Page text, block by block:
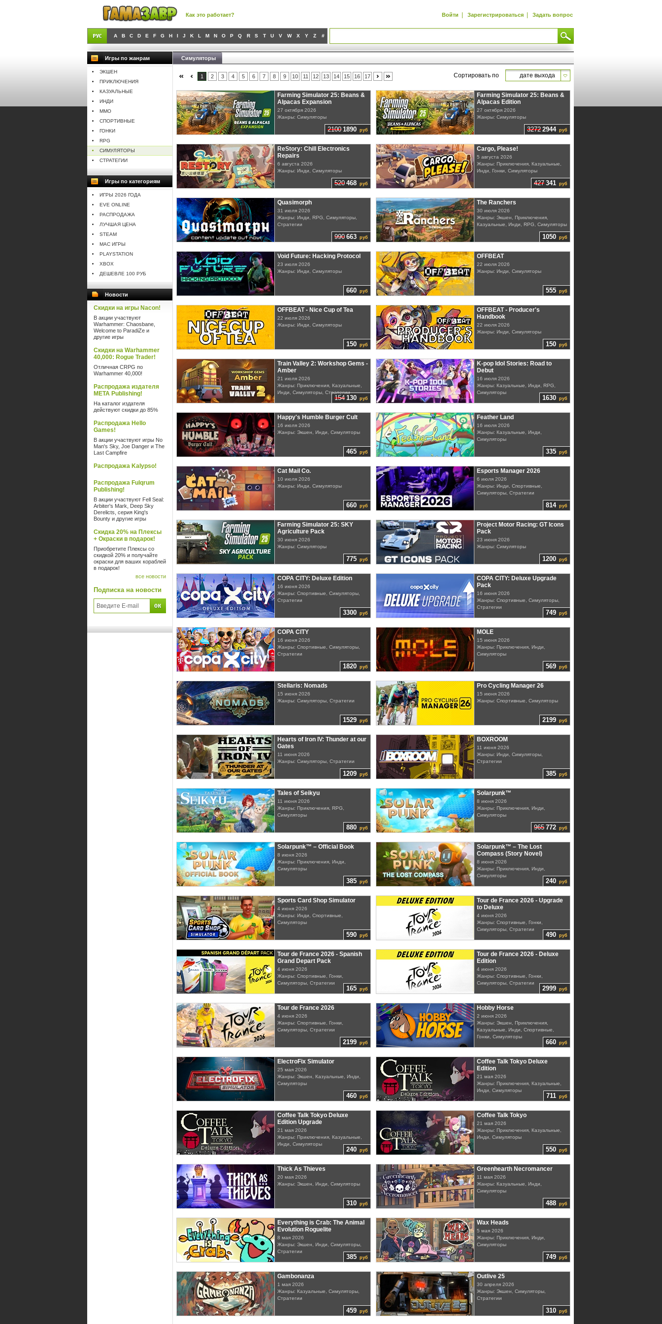
Как это работает? Войти | Зарегистрироваться | Задать вопрос
A B C D E F G H I J K L M N O P Q R S T U V W X Y Z #
Игры по жанрам
ЭКШЕН
ПРИКЛЮЧЕНИЯ
КАЗУАЛЬНЫЕ
ИНДИ
MMO
СПОРТИВНЫЕ
ГОНКИ
RPG
СИМУЛЯТОРЫ
СТРАТЕГИИ
Игры по категориям
ИГРЫ 2026 ГОДА
EVE ONLINE
РАСПРОДАЖА
ЛУЧШАЯ ЦЕНА
STEAM
MAC ИГРЫ
PLAYSTATION
XBOX
ДЕШЕВЛЕ 100 РУБ
Новости
Скидки на игры Nacon!
В акции участвуют
Warhammer: Chaosbane,
Welcome to ParadiZe и
другие игры
Скидки на Warhammer
40,000: Rogue Trader!
Отличная CRPG по
Warhammer 40,000!
Распродажа издателя
META Publishing!
На каталог издателя
действуют скидки до 85%
Распродажа Hello
Games!
В акции участвуют игры No
Man's Sky, Joe Danger и The
Last Campfire
Распродажа Kalypso!
Распродажа Fulqrum
Publishing!
В акции участвуют Fell Seal:
Arbiter's Mark, Deep Sky
Derelicts, серия King's
Bounty и другие игры
Скидка 20% на Плексы
+ Окраски в подарок!
Приобретите Плексы со
скидкой 20% и получайте
окраски для ваших кораблей
в подарок!
все новости
Подписка на новости
Симуляторы
1 2 3 4 5 6 7 8 9 10 11 12 13 14 15 16 17 Сортировать по дате выхода
2100 1890 руб
Farming Simulator 25: Beans &
Alpacas Expansion
27 октября 2026
Жанры: Симуляторы
3272 2944руб
Farming Simulator 25: Beans &
Alpacas Edition
27 октября 2026
Жанры: Симуляторы
520 468 руб
ReStory: Chill Electronics
Repairs
6 августа 2026
Жанры: Инди, Симуляторы
427 341 руб
Cargo, Please!
5 августа 2026
Жанры: Приключения, Казуальные,
Инди, Гонки, Симуляторы
990 663 руб
Quasimorph
31 июля 2026
Жанры: Инди, RPG, Симуляторы,
Стратегии
1050 руб
The Ranchers
30 июля 2026
Жанры: Экшен, Приключения,
Казуальные, Инди, RPG, Симуляторы
660 руб
Void Future: Hacking Protocol
23 июля 2026
Жанры: Инди, Симуляторы
555 руб
OFFBEAT
22 июля 2026
Жанры: Инди, Симуляторы
150 руб
OFFBEAT - Nice Cup of Tea
22 июля 2026
Жанры: Инди, Симуляторы
150 руб
OFFBEAT - Producer's
Handbook
22 июля 2026
Жанры: Инди, Симуляторы
154 130 руб
Train Valley 2: Workshop Gems -
Amber
21 июля 2026
Жанры: Приключения, Казуальные,
Инди, Симуляторы, Стратегии
1630 руб
K-pop Idol Stories: Road to
Debut
16 июля 2026
Жанры: Казуальные, Инди, RPG,
Симуляторы
465 руб
Happy's Humble Burger Cult
16 июля 2026
Жанры: Экшен, Инди, Симуляторы
335 руб
Feather Land
16 июля 2026
Жанры: Казуальные, Инди,
Симуляторы
660 руб
Cat Mail Co.
10 июля 2026
Жанры: Инди, Симуляторы
814руб
Esports Manager 2026
6 июля 2026
Жанры: Инди, Спортивные,
Симуляторы, Стратегии
775 руб
Farming Simulator 25: SKY
Agriculture Pack
30 июня 2026
Жанры: Симуляторы
1200 руб
Project Motor Racing: GT Icons
Pack
23 июня 2026
Жанры: Симуляторы
3300 руб
COPA CITY: Deluxe Edition
16 июня 2026
Жанры: Спортивные, Симуляторы,
Стратегии
749 руб
COPA CITY: Deluxe Upgrade
Pack
16 июня 2026
Жанры: Спортивные, Симуляторы,
Стратегии
1820 руб
COPA CITY
16 июня 2026
Жанры: Спортивные, Симуляторы,
Стратегии
569 руб
MOLE
15 июня 2026
Жанры: Приключения, Инди,
Симуляторы
1529 руб
Stellaris: Nomads
15 июня 2026
Жанры: Симуляторы, Стратегии
2199 руб
Pro Cycling Manager 26
15 июня 2026
Жанры: Спортивные, Симуляторы
1209 руб
Hearts of Iron IV: Thunder at our
Gates
11 июня 2026
Жанры: Симуляторы, Стратегии
385 руб
BOXROOM
11 июня 2026
Жанры: Инди, Симуляторы,
Стратегии
880 руб
Tales of Seikyu
11 июня 2026
Жанры: Приключения, RPG,
Симуляторы
965 772 руб
Solarpunk™
8 июня 2026
Жанры: Приключения, Инди,
Симуляторы
385 руб
Solarpunk™ – Official Book
8 июня 2026
Жанры: Приключения, Инди,
Симуляторы
240 руб
Solarpunk™ – The Lost
Compass (Story Novel)
8 июня 2026
Жанры: Приключения, Инди,
Симуляторы
590 руб
Sports Card Shop Simulator
4 июня 2026
Жанры: Инди, Спортивные,
Симуляторы
490 руб
Tour de France 2026 - Upgrade
to Deluxe
4 июня 2026
Жанры: Спортивные, Гонки,
Симуляторы, Стратегии
165 руб
Tour de France 2026 - Spanish
Grand Depart Pack
4 июня 2026
Жанры: Спортивные, Гонки,
Симуляторы, Стратегии
2999 руб
Tour de France 2026 - Deluxe
Edition
4 июня 2026
Жанры: Спортивные, Гонки,
Симуляторы, Стратегии
2199 руб
Tour de France 2026
4 июня 2026
Жанры: Спортивные, Гонки,
Симуляторы, Стратегии
660 руб
Hobby Horse
2 июня 2026
Жанры: Экшен, Приключения,
Казуальные, Инди, Спортивные,
Гонки, Симуляторы
460 руб
ElectroFix Simulator
25 мая 2026
Жанры: Экшен, Казуальные, Инди,
Симуляторы
711 руб
Coffee Talk Tokyo Deluxe
Edition
21 мая 2026
Жанры: Приключения, Казуальные,
Инди, Симуляторы
240 руб
Coffee Talk Tokyo Deluxe
Edition Upgrade
21 мая 2026
Жанры: Приключения, Казуальные,
Инди, Симуляторы
550 руб
Coffee Talk Tokyo
21 мая 2026
Жанры: Приключения, Казуальные,
Инди, Симуляторы
310 руб
Thick As Thieves
20 мая 2026
Жанры: Экшен, Инди, Симуляторы
488 руб
Greenhearth Necromancer
11 мая 2026
Жанры: Казуальные, Инди,
Симуляторы
385 руб
Everything is Crab: The Animal
Evolution Roguelite
8 мая 2026
Жанры: Экшен, Инди, Симуляторы,
Стратегии
749 руб
Wax Heads
5 мая 2026
Жанры: Приключения, Инди,
Симуляторы
459 руб
Gambonanza
1 мая 2026
Жанры: Казуальные, Симуляторы,
Стратегии
310 руб
Outlive 25
30 апреля 2026
Жанры: Экшен, Симуляторы,
Стратегии